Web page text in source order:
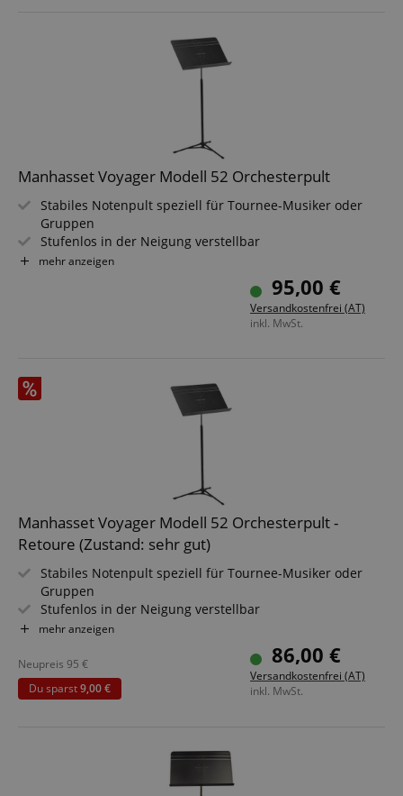
Manhasset Voyager Modell 52 Orchesterpult
Stabiles Notenpult speziell für Tournee-Musiker oder
Gruppen
Stufenlos in der Neigung verstellbar
Höhenverstellbar zwischen 66 & 122 cm
Mit "Magic-Finger-Clutch" Einhand-Höhenverstellung
mehr anzeigen
95,00 €
Versandkostenfrei (AT)
inkl. MwSt.
Manhasset Voyager Modell 52 Orchesterpult -
Retoure (Zustand: sehr gut)
Stabiles Notenpult speziell für Tournee-Musiker oder
Gruppen
Stufenlos in der Neigung verstellbar
Höhenverstellbar zwischen 66 & 122 cm
Mit "Magic-Finger-Clutch" Einhand-Höhenverstellung
mehr anzeigen
86,00 €
Versandkostenfrei (AT)
inkl. MwSt.
Neupreis 95 €
Du sparst9,00 €